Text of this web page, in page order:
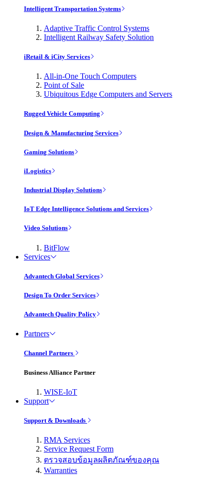
Intelligent Transportation Systems
Adaptive Traffic Control Systems
Intelligent Railway Safety Solution
iRetail & iCity Services
All-in-One Touch Computers
Point of Sale
Ubiquitous Edge Computers and Servers
Rugged Vehicle Computing
Design & Manufacturing Services
Gaming Solutions
iLogistics
Industrial Display Solutions
IoT Edge Intelligence Solutions and Services
Video Solutions
BitFlow
Services
Advantech Global Services
Design To Order Services
Advantech Quality Policy
Partners
Channel Partners
Business Alliance Partner
WISE-IoT
Support
Support & Downloads
RMA Services
Service Request Form
ตรวจสอบข้อมูลผลิตภัณฑ์ของคุณ
Warranties